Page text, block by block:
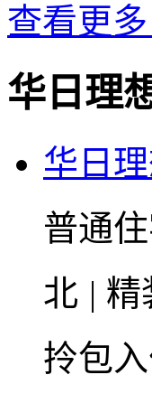
查看更多
华日理
华日
普通
北 | 精
拎包